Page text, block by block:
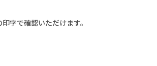
字で確認いただけます。